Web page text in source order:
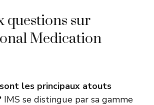
questions sur
Medication
les principaux atouts
IMS se distingue par sa gamme